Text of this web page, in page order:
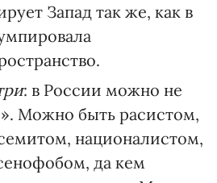
Запад так же, как в
: в России можно не
Можно быть расистом,
националистом,
да кем